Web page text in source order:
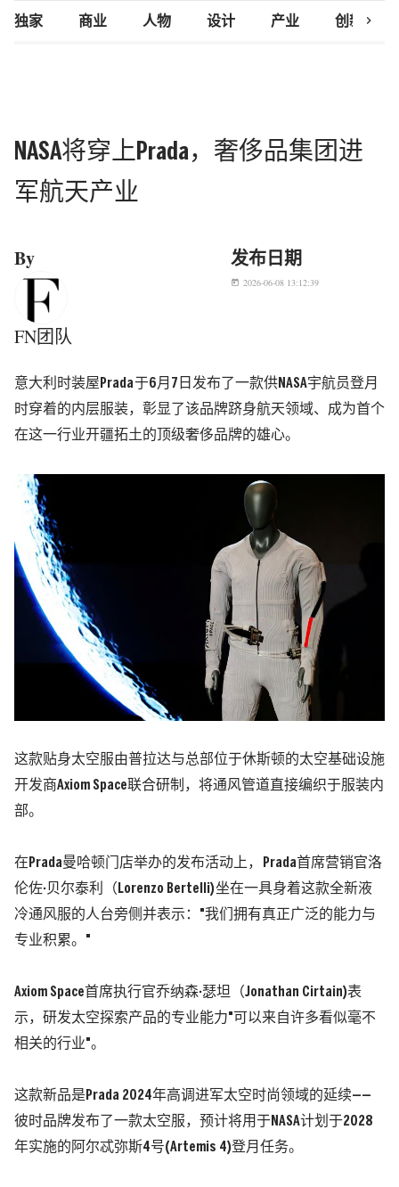
独家 商业 人物 设计 产业 创新研究
chevron_right
NASA将穿上Prada，奢侈品集团进
军航天产业
By
FN团队
发布日期
today 2026-06-08 13:12:39
意大利时装屋 Prada于6月7日发布了一款供 NASA宇航员登月
时穿着的内层服装，彰显了该品牌跻身航天领域、成为首个
在这一行业开疆拓土的顶级奢侈品牌的雄心。
这款贴身太空服由普拉达与总部位于休斯顿的太空基础设施
开发商Axiom Space联合研制，将通风管道直接编织于服装内
部。
在 Prada曼哈顿门店举办的发布活动上， Prada 首席营销官洛
伦佐·贝尔泰利（ Lorenzo Bertelli)坐在一具身着这款全新液
冷通风服的人台旁侧并表示： "我们拥有真正广泛的能力与
专业积累。 "
Axiom Space 首席执行官乔纳森·瑟坦（Jonathan Cirtain)表
示，研发太空探索产品的专业能力" 可以来自许多看似毫不
相关的行业"。
这款新品是 Prada 2024年高调进军太空时尚领域的延续——
彼时品牌发布了一款太空服，预计将用于 NASA计划于2028
年实施的阿尔忒弥斯4号(Artemis 4)登月任务。